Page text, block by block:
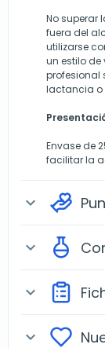
No superar
fuera del
utilizarse
un estilo
profesional
lactancia o
Envase de
facilitar la
expand_more
expand_more
expand_more
expand_more